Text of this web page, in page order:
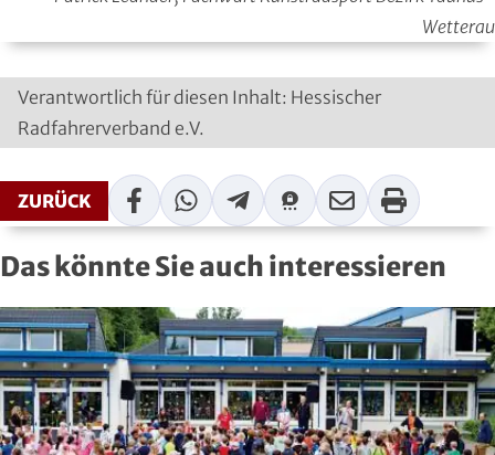
Wetterau
Verantwortlich für diesen Inhalt: Hessischer
Radfahrerverband e.V.
ZURÜCK FacebookWhatsAppTelegramThreema
Mail Print
Das könnte Sie auch interessieren
Rudern
Rugby
Schach
Schießsport
Schwimmen
Segeln
Skisport
Sportakrobatik